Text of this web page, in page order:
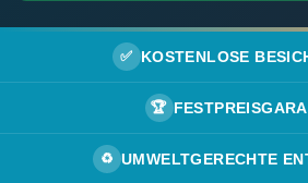
✅ KOSTENLOSE
🏆
♻️ UMWELTGERECHTE